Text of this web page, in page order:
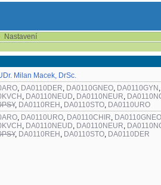
Nastavení
Milan Macek, DrSc.
, DA0110DER, DA0110GNEO, DA0110GYN ,
, DA0110NEUD, DA0110NEUR,
, DA0110REH , DA0110STO, DA0110URO
, DA0110URO, DA0110CHIR, DA0110GNEO
, DA0110NEUD, DA0110NEUR,
, DA0110REH , DA0110STO, DA0110DER